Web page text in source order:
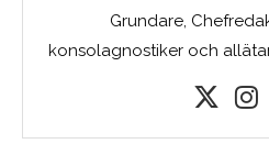
Grundare,
konsolagnostiker och